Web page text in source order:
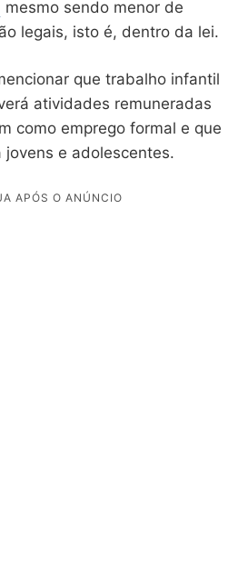
mesmo sendo menor de
legais, isto é, dentro da lei.
que trabalho infantil
atividades remuneradas
como emprego formal e que
e adolescentes.